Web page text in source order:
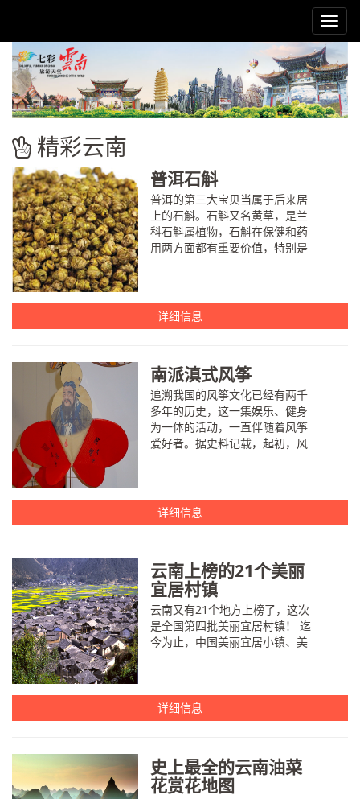
精彩云南
普洱石斛
普洱的第三大宝贝当属于后来居
上的石斛。石斛又名黄草，是兰
科石斛属植物，石斛在保健和药
用两方面都有重要价值，特别是
作用...
详细信息
南派滇式风筝
追溯我国的风筝文化已经有两千
多年的历史，这一集娱乐、健身
为一体的活动，一直伴随着风筝
爱好者。据史料记载，起初，风
姓也...
详细信息
云南上榜的21个美丽
宜居村镇
云南又有21个地方上榜了，这次
是全国第四批美丽宜居村镇！ 迄
今为止，中国美丽宜居小镇、美
大营村，依山傍水，...
详细信息
史上最全的云南油菜
花赏花地图